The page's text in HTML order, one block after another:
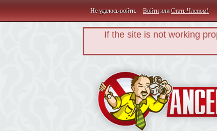
Не удалось войти. ВойтиилиСтать Членом!
If the site is not working